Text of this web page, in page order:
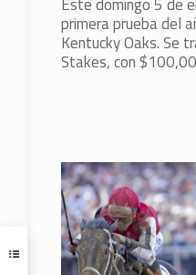
Este domingo 5 de
primera prueba del
Kentucky Oaks. Se
Stakes, con